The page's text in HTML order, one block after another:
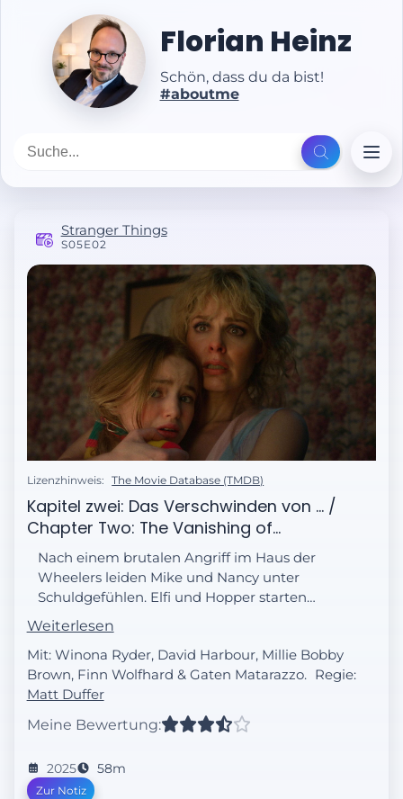
Florian Heinz
Schön, dass du da bist!
#aboutme
Stranger Things
S05E02
Lizenzhinweis: The Movie Database (TMDB)
Kapitel zwei: Das Verschwinden von ... /
Chapter Two: The Vanishing of...
Nach einem brutalen Angriff im Haus der
Wheelers leiden Mike und Nancy unter
Schuldgefühlen. Elfi und Hopper starten
unterdessen eine Rettungsmission.
Weiterlesen
Mit: Winona Ryder, David Harbour, Millie Bobby
Brown, Finn Wolfhard & Gaten Matarazzo. Regie:
Matt Duffer
Meine Bewertung:
2025 58m
Zur Notiz